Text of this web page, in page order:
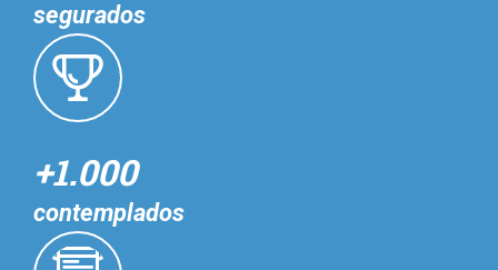
segurados
+1.000
contemplados